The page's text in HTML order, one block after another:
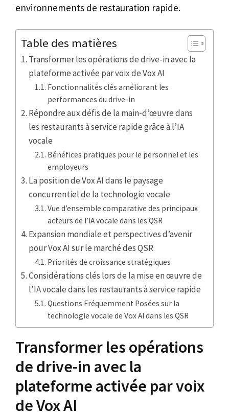
environnements de restauration rapide.
Table des matières
Transformer les opérations de drive-in avec la
plateforme activée par voix de Vox AI
Fonctionnalités clés améliorant les
performances du drive-in
Répondre aux défis de la main-d’œuvre dans
les restaurants à service rapide grâce à l’IA
vocale
Bénéfices pratiques pour le personnel et les
employeurs
La position de Vox AI dans le paysage
concurrentiel de la technologie vocale
Vue d’ensemble comparative des principaux
acteurs de l’IA vocale dans les QSR
Expansion mondiale et perspectives d’avenir
pour Vox AI sur le marché des QSR
Priorités de croissance stratégiques
Considérations clés lors de la mise en œuvre de
l’IA vocale dans les restaurants à service rapide
Questions Fréquemment Posées sur la
technologie vocale de Vox AI dans les QSR
Transformer les opérations
de drive-in avec la
plateforme activée par voix
de Vox AI